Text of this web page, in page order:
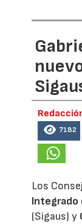
7182
Los
Integrado
(Sigaus) y